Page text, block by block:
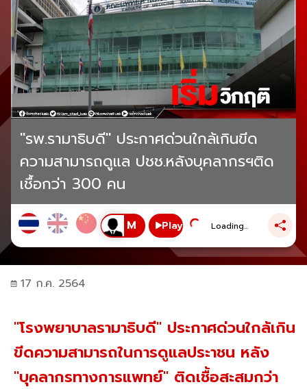
"รพ.รามาธิบดี" ประกาศด่วนใกล้เกินขีด
ความสามารถดูแล ปชช.หลังบุคลากรฯติด
เชื้อกว่า 300 คน
Play Loading...
17 ก.ค. 2564
"โรงพยาบาลรามาธิบดี" ประกาศด่วนใกล้เกิน
ขีดความสามารถในการดูแลประาชน หลัง
"บุคลากรทางการแพทย์" ติดเชื้อสะสมกว่า